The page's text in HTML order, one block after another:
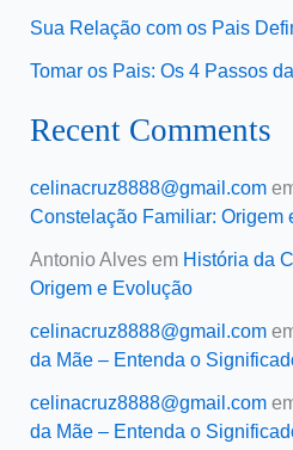
Sua Relação com os Pais
Tomar os Pais: Os 4 Passos
Recent Comments
celinacruz8888@gmail.com
Constelação Familiar: Origem
Antonio Alvesem História da
Origem e Evolução
celinacruz8888@gmail.com
da Mãe – Entenda o
celinacruz8888@gmail.com
da Mãe – Entenda o